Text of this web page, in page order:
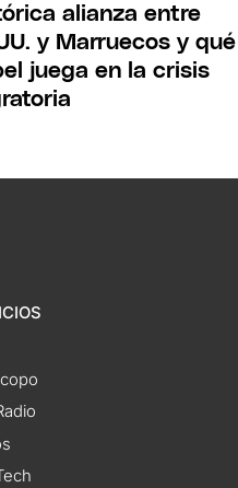
alianza entre
y Marruecos y qué
juega en la crisis